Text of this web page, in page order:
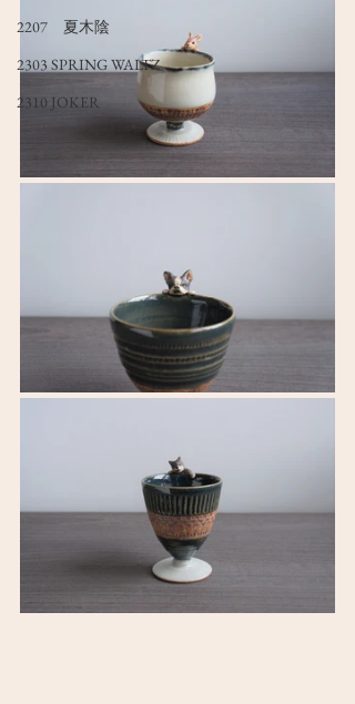
2207 夏木陰
2303 SPRING WALTZ
2310 JOKER